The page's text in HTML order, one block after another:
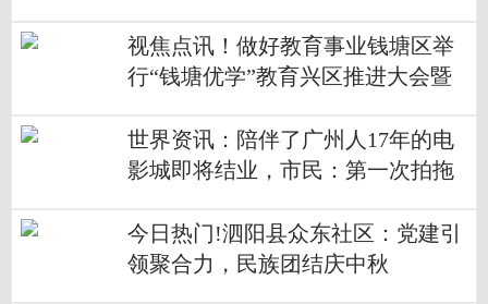
视焦点讯！做好教育事业钱塘区举
行“钱塘优学”教育兴区推进大会暨
世界资讯：陪伴了广州人17年的电
影城即将结业，市民：第一次拍拖
今日热门!泗阳县众东社区：党建引
领聚合力，民族团结庆中秋